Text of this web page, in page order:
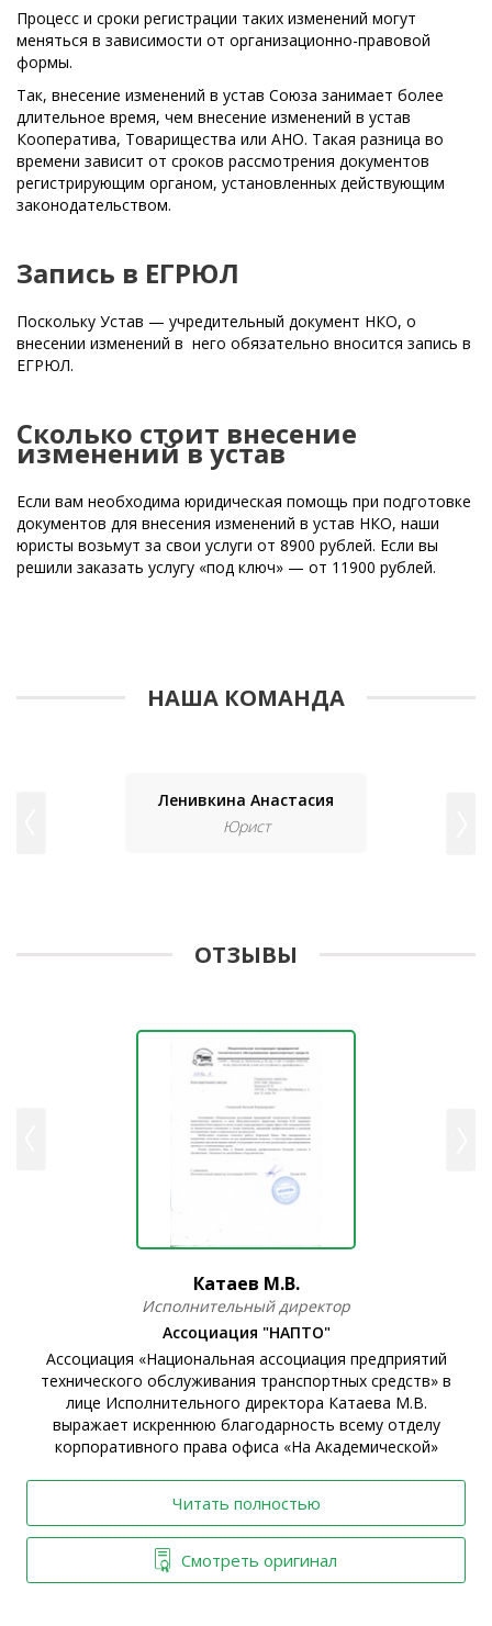
Процесс и сроки регистрации таких изменений могут
меняться в зависимости от организационно-правовой
формы.
Так, внесение изменений в устав Союза занимает более
длительное время, чем внесение изменений в устав
Кооператива, Товарищества или АНО. Такая разница во
времени зависит от сроков рассмотрения документов
регистрирующим органом, установленных действующим
законодательством.
Запись в ЕГРЮЛ
Поскольку Устав — учредительный документ НКО, о
внесении изменений в него обязательно вносится запись в
ЕГРЮЛ.
Сколько стоит внесение
изменений в устав
Если вам необходима юридическая помощь при подготовке
документов для внесения изменений в устав НКО, наши
юристы возьмут за свои услуги от 8900 рублей. Если вы
решили заказать услугу «под ключ» — от 11900 рублей.
НАША КОМАНДА
Ленивкина Анастасия
Юрист
ОТЗЫВЫ
Катаев М.В.
Исполнительный директор
Ассоциация "НАПТО"
Ассоциация «Национальная ассоциация предприятий
технического обслуживания транспортных средств» в
лице Исполнительного директора Катаева М.В.
выражает искреннюю благодарность всему отделу
корпоративного права офиса «На Академической»
Читать полностью
Смотреть оригинал